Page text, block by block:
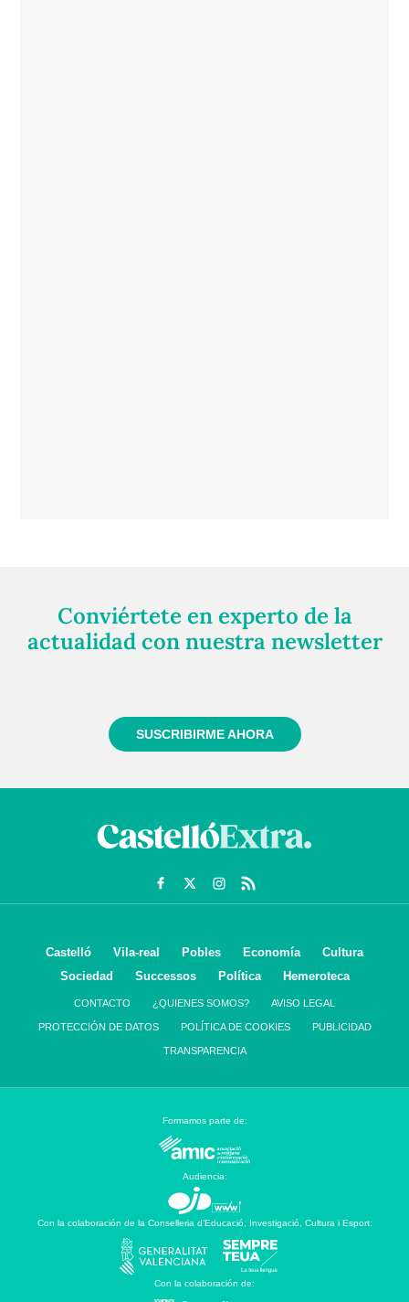
Conviértete en experto de la
actualidad con nuestra newsletter
SUSCRIBIRME AHORA
Castelló Vila-real Pobles Economía
Cultura
Sociedad
Successos Política Hemeroteca
CONTACTO ¿QUIENES SOMOS? AVISO LEGAL
PROTECCIÓN DE DATOS POLÍTICA DE COOKIES PUBLICIDAD
TRANSPARENCIA
Formamos parte de:
Audiencia:
Con la colaboración de la Conselleria d’Educació, Investigació, Cultura i Esport:
Con la colaboración de: